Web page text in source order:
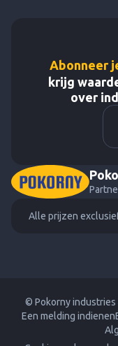
Abonneer
krijg
over
Alle prijzen
© Pokorny industries
Een melding indienen